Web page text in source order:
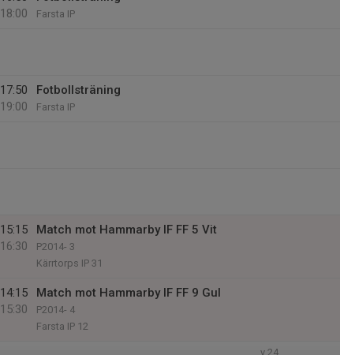
18:00
Farsta IP
17:50
19:00
Fotbollsträning
Farsta IP
15:15
16:30
Match mot Hammarby IF FF 5 Vit
P2014- 3
Kärrtorps IP 31
14:15
15:30
Match mot Hammarby IF FF 9 Gul
P2014- 4
Farsta IP 12
v.24